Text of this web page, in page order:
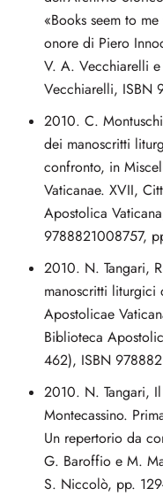
«Books seem to
onore di Piero
V. A. Vecchiarelli
Vecchiarelli, ISBN
2010. C.
dei manoscritti
confronto, in
Vaticanae. XVII,
Apostolica
9788821008757,
2010. N. Tangari,
manoscritti liturgici
Apostolicae
Biblioteca
462), ISBN
2010. N. Tangari,
Montecassino.
Un repertorio da
G. Baroffio e M.
S. Niccolò, pp.